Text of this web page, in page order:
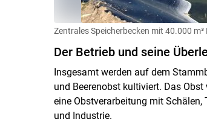
Zentrales Speicherbecken mit 40.000
Der Betrieb und seine
Insgesamt werden auf dem
und Beerenobst kultiviert. Das
eine Obstverarbeitung mit Schälen,
und Industrie.